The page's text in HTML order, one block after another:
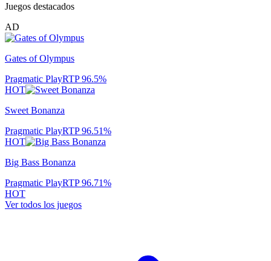
Juegos destacados
AD
Gates of Olympus
Pragmatic PlayRTP96.5%
HOT
Sweet Bonanza
Pragmatic PlayRTP96.51%
HOT
Big Bass Bonanza
Pragmatic PlayRTP96.71%
HOT
Ver todos los juegos